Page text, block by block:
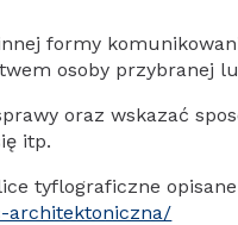
formy
osoby przybranej
oraz wskazać
itp.
tyflograficzne
architektoniczna/